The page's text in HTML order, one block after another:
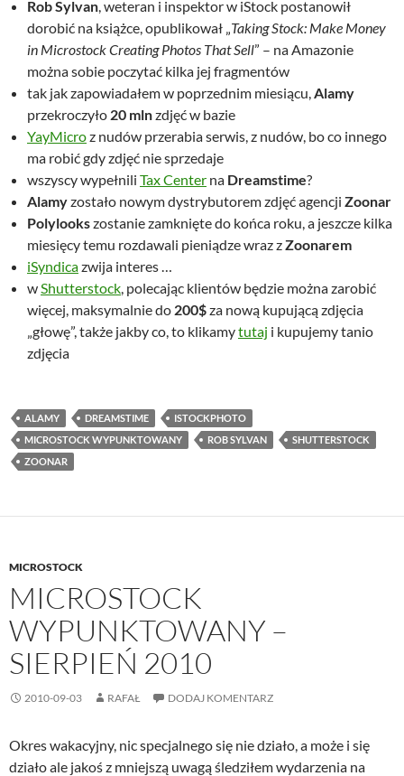
Rob Sylvan, weteran i inspektor w iStock postanowił
dorobić na książce, opublikował „Taking Stock: Make Money
in Microstock Creating Photos That Sell” – na Amazonie
można sobie poczytać kilka jej fragmentów
tak jak zapowiadałem w poprzednim miesiącu,Alamy
przekroczyło 20 mlnzdjęć w bazie
YayMicroz nudów przerabia serwis, z nudów, bo co innego
ma robić gdy zdjęć nie sprzedaje
wszyscy wypełnili Tax Center na Dreamstime?
Alamyzostało nowym dystrybutorem zdjęć agencji Zoonar
Polylookszostanie zamknięte do końca roku, a jeszcze kilka
miesięcy temu rozdawali pieniądze wraz zZoonarem
iSyndicazwija interes …
wShutterstock, polecając klientów będzie można zarobić
więcej, maksymalnie do 200$za nową kupującą zdjęcia
„głowę”, także jakby co, to klikamytutaj i kupujemy tanio
zdjęcia
ALAMY DREAMSTIME
ISTOCKPHOTO
MICROSTOCK WYPUNKTOWANY
ROB SYLVAN
SHUTTERSTOCK
ZOONAR
MICROSTOCK
MICROSTOCK
WYPUNKTOWANY –
SIERPIEŃ 2010
2010-09-03 RAFAŁ DODAJ KOMENTARZ
Okres wakacyjny, nic specjalnego się nie działo, a może i się
działo ale jakoś z mniejszą uwagą śledziłem wydarzenia na